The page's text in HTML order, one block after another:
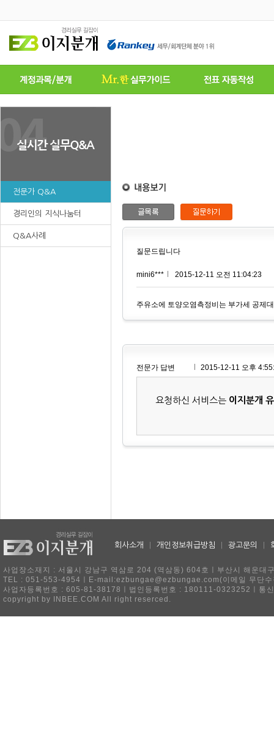
전문가 Q&A
경리인의 지식나눔터
Q&A사례
질문드립니다
mini6*** 2015-12-11 오전 11:04:23
주유소에 토양오염측정비는 부가세 공제
전문가 답변 2015-12-11 오후
요청하신 서비스는 이지분개
회사소개 개인정보취급방침 광고문의
사업장소재지 : 서울시 강남구 역삼로 204 (역삼동) 604호ㅣ부산시 해운
TEL : 051-553-4954ㅣE-mail:ezbungae@ezbungae.com(이메일 무단수
사업자등록번호 : 605-81-38178ㅣ법인등록번호 : 180111-0323252ㅣ통
copyright by INBEE.COM All right reserced.